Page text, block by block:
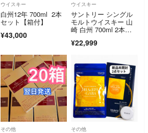
ウイスキー
白州12年 700ml 2本
セット【箱付】
¥43,000
ウイスキー
サントリー シングル
モルトウイスキー 山
崎 白州 700ml 2本セ
¥22,999
その他 その他